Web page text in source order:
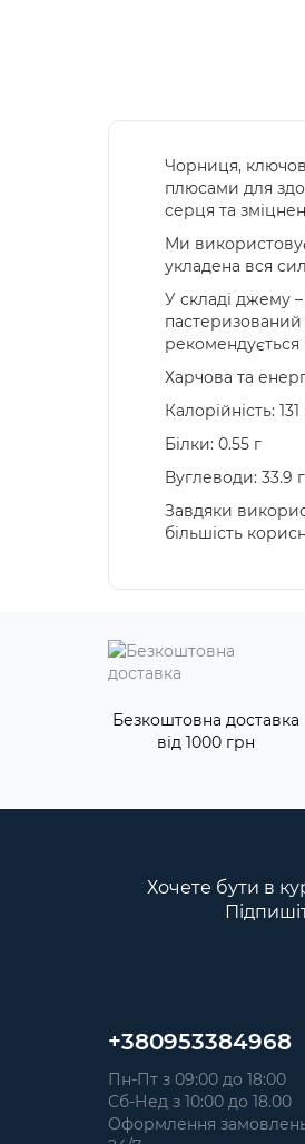
Чорниця,
плюсами для
серця та
Ми
укладена вся
У складі джему
рекомендується
Харчова та
Калорійність:
Білки: 0.55 г
Вуглеводи: 33.9 г
Завдяки
більшість
Безкоштовна доставка
від 1000 грн
Хочете бути в
+380953384968
Пн-Пт з 09:00 до 18:00
Сб-Нед з 10:00 до 18.00
Оформлення замовлень